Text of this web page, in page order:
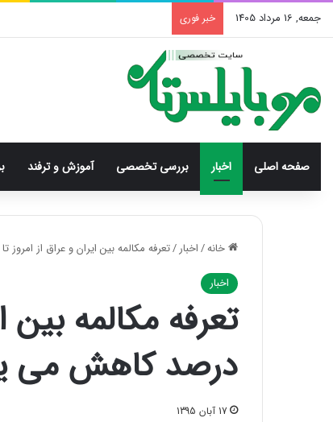
جمعه, 16 مرداد 1405 خبر فوری
صفحه اصلی اخبار بررسی‌ تخصصی آموزش و ترفند
خانه/اخبار/تعرفه مکالمه بین ایران و عراق از امروز تا ۵۰ درصد کاهش می یابد
اخبار
درصد کاهش می
17 آبان 1395